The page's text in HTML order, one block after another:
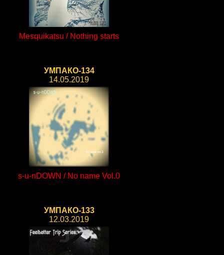
Mesquikatsu / Nothing starts
УМПАКО-134
14.05.2019
s-u-nDOWN / No name Vol.0
УМПАКО-133
12.03.2019